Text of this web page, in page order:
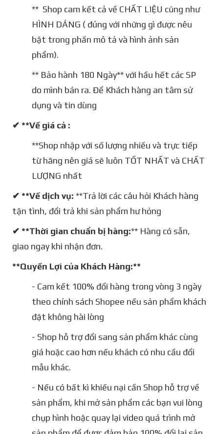
** Shop cam kết cả về CHẤT LIỆU cũng như
HÌNH DÁNG ( đúng với những gì được nêu
bật trong phần mô tả và hình ảnh sản
phẩm).
** Bảo hành 180 Ngày** với hầu hết các SP
do mình bán ra. Để Khách hàng an tâm sử
dụng và tin dùng
✔ **Về giá cả :
**Shop nhập với số lượng nhiều và trực tiếp
từ hãng nên giá sẽ luôn TỐT NHẤT và CHẤT
LƯỢNG nhất
✔ **Về dịch vụ: **Trả lời các câu hỏi Khách hàng
tận tình, đổi trả khi sản phẩm hư hỏng
✔ **Thời gian chuẩn bị hàng:** Hàng có sẵn,
giao ngay khi nhận đơn.
**Quyền Lợi của Khách Hàng:**
- Cam kết 100% đổi hàng trong vòng 3 ngày
theo chính sách Shopee nếu sản phẩm khách
đặt không hài lòng
- Shop hỗ trợ đổi sang sản phẩm khác cùng
giá hoặc cao hơn nếu khách có nhu cầu đổi
mẫu khác.
- Nếu có bất kì khiếu nại cần Shop hỗ trợ về
sản phẩm, khi mở sản phẩm các bạn vui lòng
chụp hình hoặc quay lại video quá trình mở